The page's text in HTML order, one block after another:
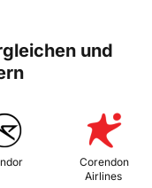
und
Corendon
Airlines